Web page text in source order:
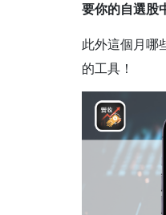
要你的自選股
此外這個月哪
的工具！